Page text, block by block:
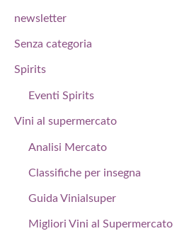
newsletter
Senza categoria
Spirits
Eventi Spirits
Vini al supermercato
Analisi Mercato
Classifiche per insegna
Guida Vinialsuper
Migliori Vini al Supermercato